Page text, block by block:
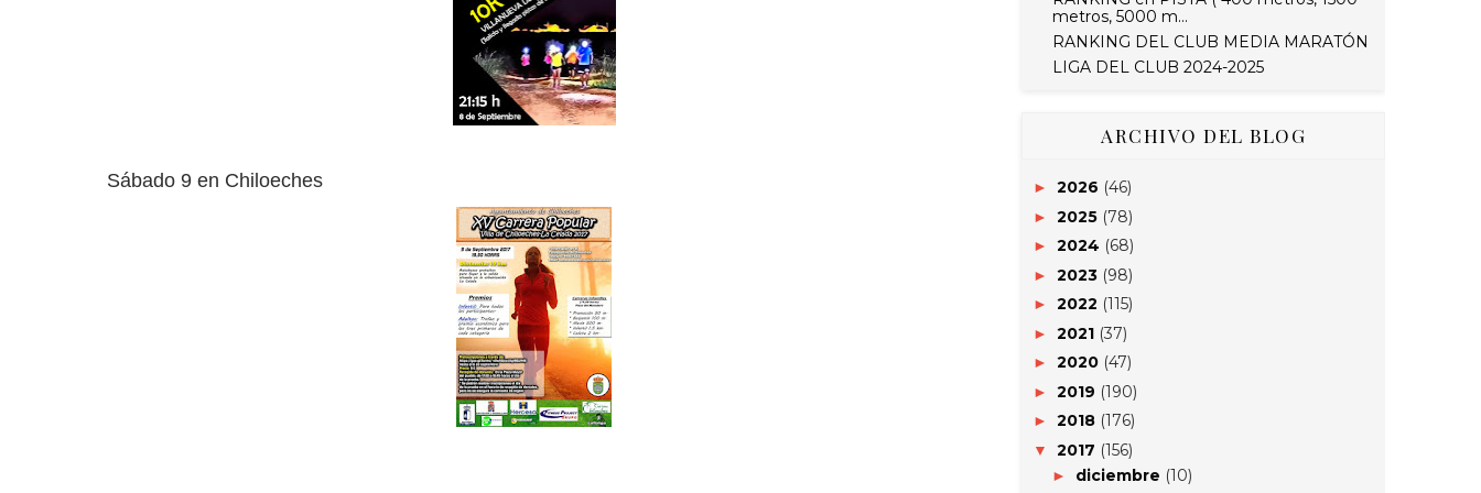
Sábado 9 en Chiloeches
metros, 5000 m...
RANKING DEL CLUB MEDIA MARATÓN
LIGA DEL CLUB 2024-2025
ARCHIVO DEL BLOG
► 2026 (46)
► 2025 (78)
► 2024 (68)
► 2023 (98)
► 2022 (115)
► 2021 (37)
► 2020 (47)
► 2019 (190)
► 2018 (176)
▼ 2017 (156)
► diciembre (10)